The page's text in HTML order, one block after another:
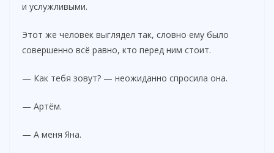
и услужливыми.
Этот же человек выглядел так, словно ему было
совершенно всё равно, кто перед ним стоит.
— Как тебя зовут? — неожиданно спросила она.
— Артём.
— А меня Яна.